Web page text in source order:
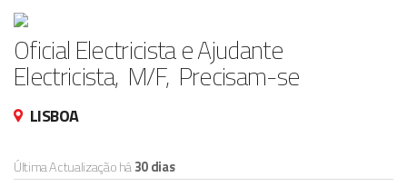
Oficial Electricista e Ajudante
Electricista, M/F, Precisam-se
LISBOA
Última Actualização há30 dias